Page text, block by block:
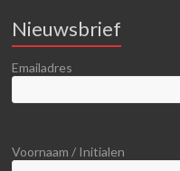
Nieuwsbrief
Emailadres
Voornaam / Initialen